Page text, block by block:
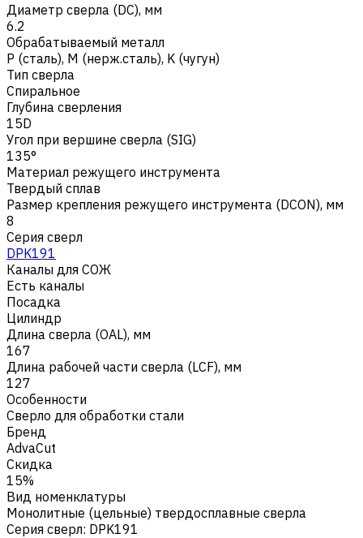
Диаметр сверла (DC), мм
6.2
Обрабатываемый металл
Р (сталь), M (нерж.сталь), K (чугун)
Тип сверла
Спиральное
Глубина сверления
15D
Угол при вершине сверла (SIG)
135°
Материал режущего инструмента
Твердый сплав
Размер крепления режущего инструмента (DCON), мм
8
Серия сверл
DPK191
Каналы для СОЖ
Есть каналы
Посадка
Цилиндр
Длина сверла (OAL), мм
167
Длина рабочей части сверла (LCF), мм
127
Особенности
Сверло для обработки стали
Бренд
AdvaCut
Скидка
15%
Вид номенклатуры
Монолитные (цельные) твердосплавные сверла
Серия сверл: DPK191